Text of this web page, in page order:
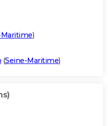
)
(Seine-Maritime)